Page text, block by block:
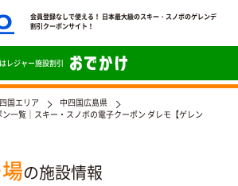
会員登録なしで使える！ 日本最大級のスキー・スノボのゲレンデ
割引クーポンサイト！
レジャー施設割引
国エリア
中四国広島県
一覧｜スキー・スノボの電子クーポン ダレモ【ゲレン
の施設情報